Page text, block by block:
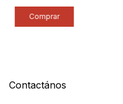
Contactános